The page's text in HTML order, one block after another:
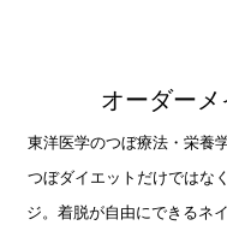
オーダーメ
東洋医学のつぼ療法・栄養
つぼダイエットだけではな
ジ。着脱が自由にできるネ